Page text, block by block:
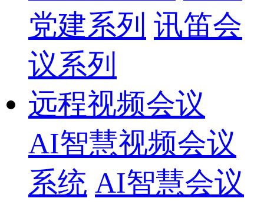
党建系列 讯笛会
议系列
远程视频会议
AI智慧视频会议
系统 AI智慧会议